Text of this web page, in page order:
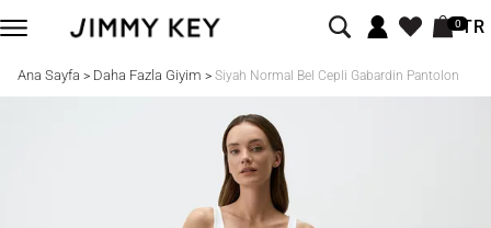
0TR
Ana Sayfa > Daha Fazla Giyim > Siyah Normal Bel Cepli Gabardin Pantolon